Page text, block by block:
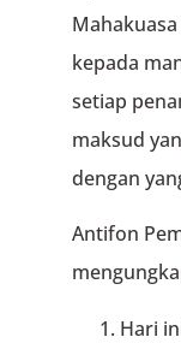
kepada
setiap
maksud
dengan
Antifon
Hari